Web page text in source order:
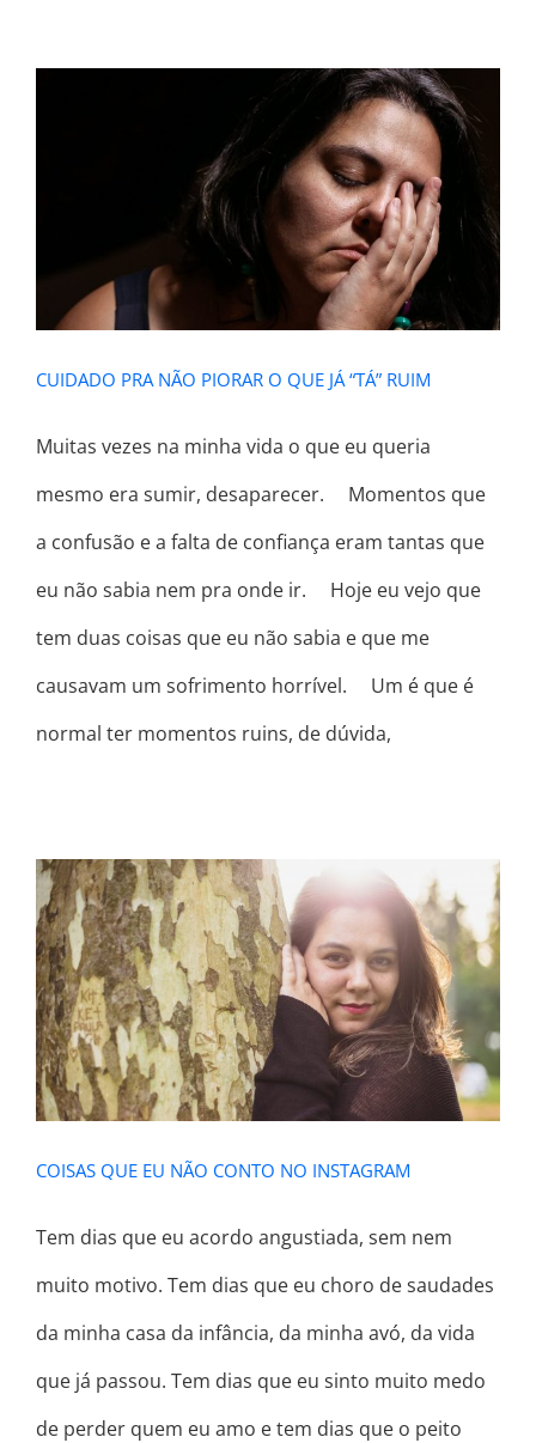
CUIDADO PRA NÃO PIORAR O QUE
JÁ “TÁ” RUIM
CUIDADO PRA NÃO PIORAR O QUE JÁ “TÁ” RUIM
Muitas vezes na minha vida o que eu queria
mesmo era sumir, desaparecer. ⠀ Momentos que
a confusão e a falta de confiança eram tantas que
eu não sabia nem pra onde ir. ⠀ Hoje eu vejo que
tem duas coisas que eu não sabia e que me
causavam um sofrimento horrível. ⠀ Um é que é
normal ter momentos ruins, de dúvida,
COISAS QUE EU NÃO CONTO NO
INSTAGRAM
COISAS QUE EU NÃO CONTO NO INSTAGRAM
Tem dias que eu acordo angustiada, sem nem
muito motivo. Tem dias que eu choro de saudades
da minha casa da infância, da minha avó, da vida
que já passou. Tem dias que eu sinto muito medo
de perder quem eu amo e tem dias que o peito